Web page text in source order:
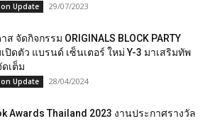
Update 29/07/2023
ส จัดกิจกรรม ORIGINALS BLOCK PARTY
ปิดตัว แบรนด์ เซ็นเตอร์ ใหม่ Y-3 มาเสริมทัพ
เต็ม
Update 28/04/2024
Awards Thailand 2023 งานประกาศรางวัล